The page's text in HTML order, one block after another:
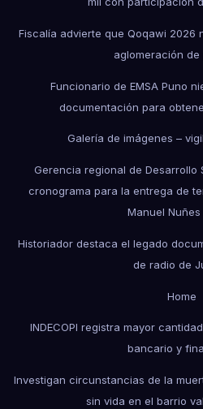
Fiscalía advierte que Qoqawi 2026
aglomeración de
Funcionario de EMSA Puno
documentación para
Galería de imágenes –
Gerencia regional de Desarrollo
cronograma para la entrega de
Manuel Nuñes
Historiador destaca el legado
de radio de
Home
INDECOPI registra mayor
bancario y
Investigan circunstancias de la
sin vida en el barrio